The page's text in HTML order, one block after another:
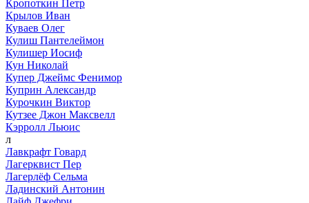
Кропоткин Петр
Крылов Иван
Куваев Олег
Кулиш Пантелеймон
Кулишер Иосиф
Кун Николай
Купер Джеймс Фенимор
Куприн Александр
Курочкин Виктор
Кутзее Джон Максвелл
Кэрролл Льюис
л
Лавкрафт Говард
Лагерквист Пер
Лагерлёф Сельма
Ладинский Антонин